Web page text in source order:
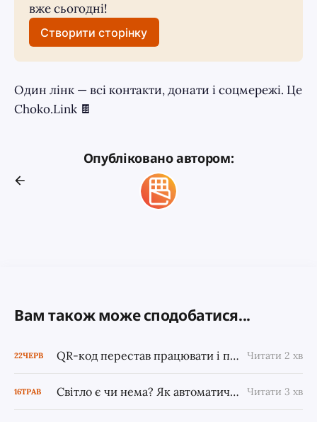
вже сьогодні!
Створити сторінку
Один лінк — всі контакти, донати і соцмережі. Це
Choko.Link 🍫
Опубліковано автором:
Вам також може сподобатися...
22ЧЕРВ QR-код перестав працювати і просить гроші — що сталося і як це виправити Читати 2 хв
16ТРАВ Світло є чи нема? Як автоматично повідомляти клієнтам про наявність світла Читати 3 хв